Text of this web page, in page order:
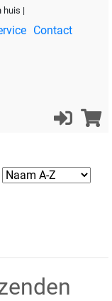
huis |
Contact